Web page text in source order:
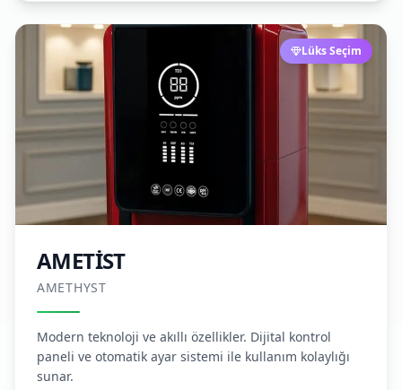
Lüks Seçim
AMETİST
AMETHYST
Modern teknoloji ve akıllı özellikler. Dijital kontrol
paneli ve otomatik ayar sistemi ile kullanım kolaylığı
sunar.